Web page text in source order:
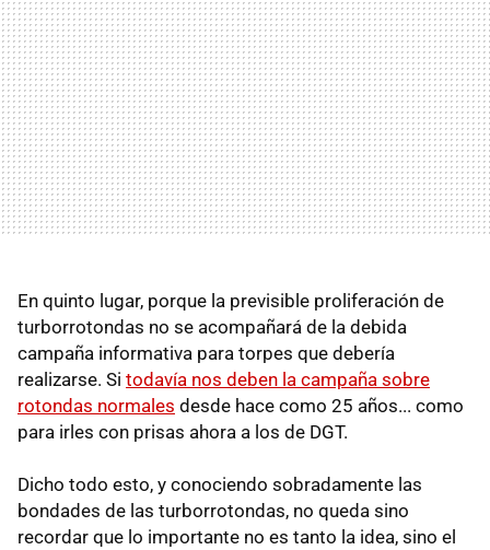
En quinto lugar, porque la previsible proliferación de
turborrotondas no se acompañará de la debida
campaña informativa para torpes que debería
realizarse. Si todavía nos deben la campaña sobre
rotondas normales desde hace como 25 años... como
para irles con prisas ahora a los de DGT.
Dicho todo esto, y conociendo sobradamente las
bondades de las turborrotondas, no queda sino
recordar que lo importante no es tanto la idea, sino el